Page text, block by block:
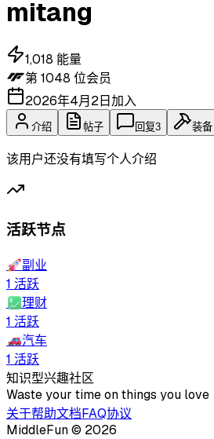
mitang
1,018 能量
第1048 位会员
2026年4月2日加入
介绍 帖子 回复3 装备
该用户还没有填写个人介绍
活跃节点
🚀副业
1 活跃
💹理财
1 活跃
🚗汽车
1 活跃
知识型兴趣社区
Waste your time on things you love
关于帮助文档FAQ协议
MiddleFun © 2026